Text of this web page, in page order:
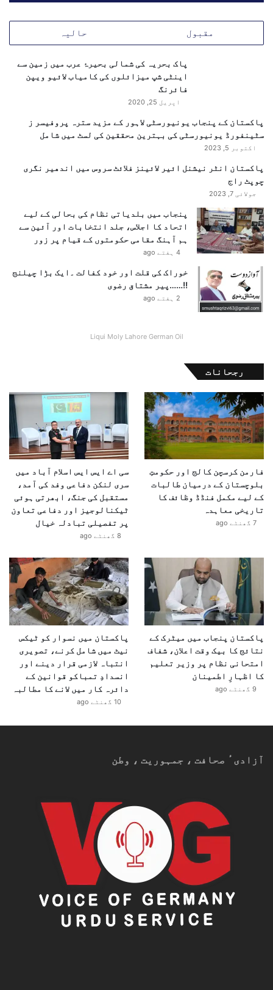
مقبول حالیہ
پاک بحریہ کی شمالی بحیرۂ عرب میں زمین سے
اینٹی شپ میزائلوں کی کامیاب لائیو ویپن
فائرنگ
اپریل 25, 2020
پاکستان کے پنجاب یونیورسٹی لاہور کے مزید سترہ پروفیسر ز
سٹینفورڈ یونیورسٹی کی بہترین محققین کی لسٹ میں شامل
اکتوبر 5, 2023
پاکستان انٹر نیشنل ائیر لائینز فلائٹ سروس میں اندھیر نگری
چوپٹ راج
جولائی 7, 2023
پنجاب میں بلدیاتی نظام کی بحالی کے لیے
اتحاد کا اجلاس، جلد انتخابات اور آئین سے
ہم آہنگ مقامی حکومتوں کے قیام پر زور
4 ہفتے ago
خوراک کی قلت اور خود کفالت ۔ایک بڑا چیلنج
!!……پیر مشتاق رضوی
2 ہفتے ago
Liqui Moly Lahore German Oil
رجحانات
فارمن کرسچن کالج اور حکومتِ
بلوچستان کے درمیان طالبات
کے لیے مکمل فنڈڈ وظائف کا
تاریخی معاہدہ
7 گھنٹے ago
سی اے ایس ایس اسلام آباد میں
سری لنکن دفاعی وفد کی آمد،
مستقبل کی جنگ، ابھرتی ہوئی
ٹیکنالوجیز اور دفاعی تعاون
پر تفصیلی تبادلہ خیال
8 گھنٹے ago
پاکستان پنجاب میں میٹرک کے
نتائج کا بیک وقت اعلان، شفاف
امتحانی نظام پر وزیر تعلیم
کا اظہارِ اطمینان
9 گھنٹے ago
پاکستان میں نسوار کو ٹیکس
نیٹ میں شامل کرنے، تصویری
انتباہ لازمی قرار دینے اور
انسدادِ تمباکو قوانین کے
دائرہ کار میں لانے کا مطالبہ
10 گھنٹے ago
آزادیٴ صحافت ، جمہوریت ، وطن